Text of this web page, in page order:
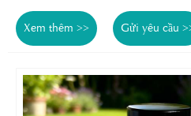
Xem thêm >> Gửi yêu cầu